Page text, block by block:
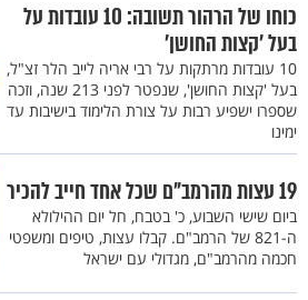
כוחו של הרהור תשובה: 10 עובדות על
בעל ’קצות החושן’
10 עובדות מרתקות על רבי אריה לייב הלר זצ"ל,
בעל 'קצות החושן', שנפטר לפני 213 שנה, וזכה
שספרו ישפיע רבות על צורת הלימוד בישיבות עד
ימינו
19 עצות מהרמב"ם שכל אחד חייב להכיר
ביום שישי השבוע, כ' בטבח, חל יום ההילולא
ה-821 של הרמב"ם. קבלו עצות, טיפים ומשפטי
חכמה מהרמב"ם, מגדולי עם ישראל